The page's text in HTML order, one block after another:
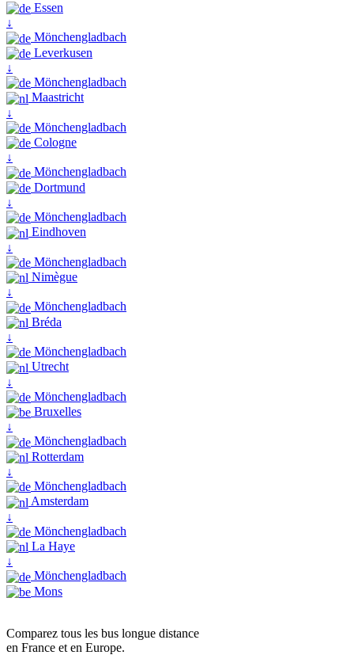
Essen
↓
Mönchengladbach
Leverkusen
↓
Mönchengladbach
Maastricht
↓
Mönchengladbach
Cologne
↓
Mönchengladbach
Dortmund
↓
Mönchengladbach
Eindhoven
↓
Mönchengladbach
Nimègue
↓
Mönchengladbach
Bréda
↓
Mönchengladbach
Utrecht
↓
Mönchengladbach
Bruxelles
↓
Mönchengladbach
Rotterdam
↓
Mönchengladbach
Amsterdam
↓
Mönchengladbach
La Haye
↓
Mönchengladbach
Mons
Comparez tous les bus longue distance
en France et en Europe.